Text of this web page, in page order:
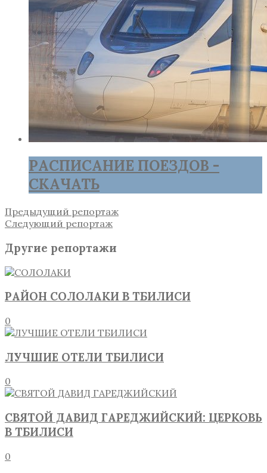
РАСПИСАНИЕ ПОЕЗДОВ -
СКАЧАТЬ
Предыдущий репортаж
Следующий репортаж
Другие репортажи
РАЙОН СОЛОЛАКИ В ТБИЛИСИ
0
ЛУЧШИЕ ОТЕЛИ ТБИЛИСИ
0
СВЯТОЙ ДАВИД ГАРЕДЖИЙСКИЙ: ЦЕРКОВЬ
В ТБИЛИСИ
0